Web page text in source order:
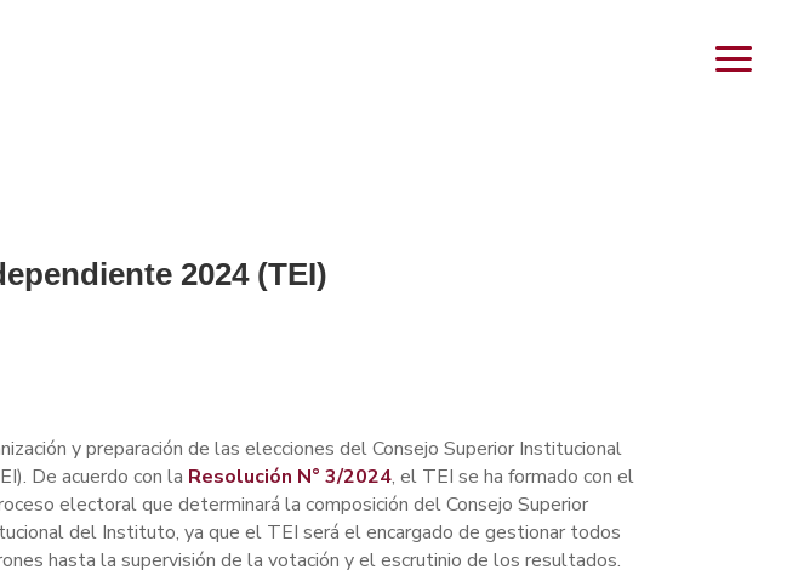
2024 (TEI)
y preparación de las elecciones del Consejo Superior Institucional
De acuerdo con la Resolución N° 3/2024, el TEI se ha formado con el
electoral que determinará la composición del Consejo Superior
del Instituto, ya que el TEI será el encargado de gestionar todos
hasta la supervisión de la votación y el escrutinio de los resultados.